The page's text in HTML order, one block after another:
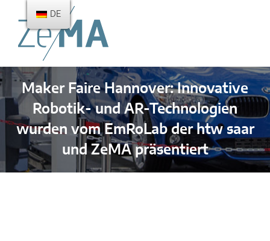
Maker Faire Hannover: Innovative
Robotik- und AR-Technologien
wurden vom EmRoLab der htw saar
und ZeMA präsentiert
Sie befinden sich hier:
DE